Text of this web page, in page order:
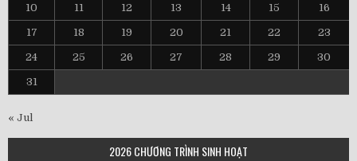
10 11 12 13 14 15 16
17 18 19 20 21 22 23
24 25 26 27 28 29 30
31
« Jul
2026 CHƯƠNG TRÌNH SINH HOẠT